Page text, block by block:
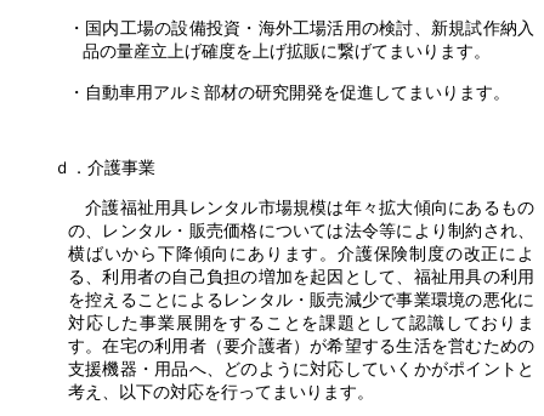
・国内工場の設備投資・海外工場活用の検討、新規試作納入
品の量産立上げ確度を上げ拡販に繋げてまいります。
・自動車用アルミ部材の研究開発を促進してまいります。
ｄ．介護事業
介護福祉用具レンタル市場規模は年々拡大傾向にあるもの
の、レンタル・販売価格については法令等により制約され、
横ばいから下降傾向にあります。介護保険制度の改正によ
る、利用者の自己負担の増加を起因として、福祉用具の利用
を控えることによるレンタル・販売減少で事業環境の悪化に
対応した事業展開をすることを課題として認識しておりま
す。在宅の利用者（要介護者）が希望する生活を営むための
支援機器・用品へ、どのように対応していくかがポイントと
考え、以下の対応を行ってまいります。